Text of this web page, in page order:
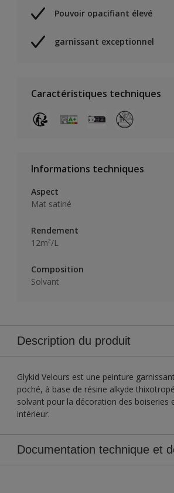
Pouvoir opacifiant élevé
garnissant exceptionnel
Caractéristiques techniques
Informations techniques
Aspect
Mat satiné
Rendement
12m²/L
Composition
Solvant
Description du produit
Glykid Velours est une peinture
poché, à base de résine alkyde
solvant pour la décoration des boiseries
intérieur.
Documentation technique et